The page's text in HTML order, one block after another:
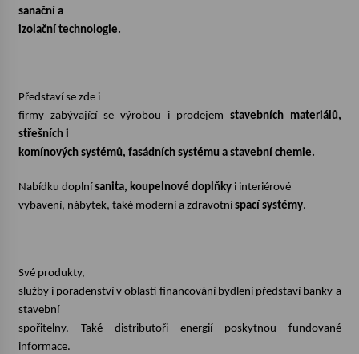
sanační a
izolační technologie.
Představí se zde i
firmy zabývající se výrobou i prodejem stavebních materiálů,
střešních i
komínových systémů, fasádních systému a stavební chemie.
Nabídku doplní sanita, koupelnové doplňkyi interiérové
vybavení, nábytek, také moderní a zdravotní spací systémy.
Své produkty,
služby i poradenství v oblasti financování bydlení představí banky a
stavební
spořitelny. Také distributoři energií poskytnou fundované
informace.